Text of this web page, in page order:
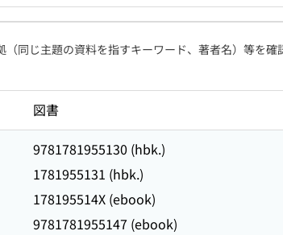
（同じ主題の資料を指すキーワード、著者名）等を確
図書
9781781955130 (hbk.)
1781955131 (hbk.)
178195514X (ebook)
9781781955147 (ebook)